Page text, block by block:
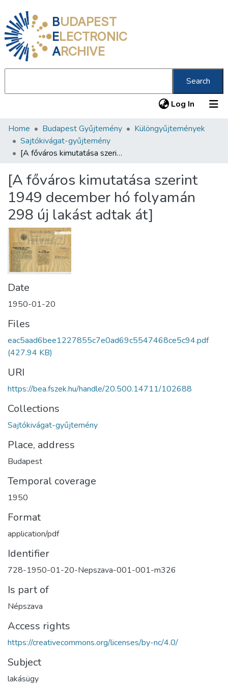
BUDAPEST
ELECTRONIC
ARCHIVE
Search
Log In (current)
Communities & Collections
All of DSpace
About us
Home Budapest Gyűjtemény
Különgyűjtemények
Sajtókivágat-gyűjtemény
[A főváros kimutatása szerint 1949 december hó folyamán 298 új lakást adtak át]
[A főváros kimutatása szerint
1949 december hó folyamán
298 új lakást adtak át]
Date
1950-01-20
Files
eac5aad6bee1227855c7e0ad69c5547468ce5c94.pdf
(427.94 KB)
URI
https://bea.fszek.hu/handle/20.500.14711/102688
Collections
Sajtókivágat-gyűjtemény
Place, address
Budapest
Temporal coverage
1950
Format
application/pdf
Identifier
728-1950-01-20-Nepszava-001-001-m326
Is part of
Népszava
Access rights
https://creativecommons.org/licenses/by-nc/4.0/
Subject
lakásügy